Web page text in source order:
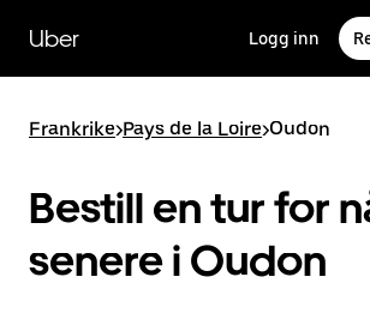
hovedinnholdet
Uber Logg inn
Frankrike>Pays de la Loire>Oudon
Bestill en tur for
senere i Oudon